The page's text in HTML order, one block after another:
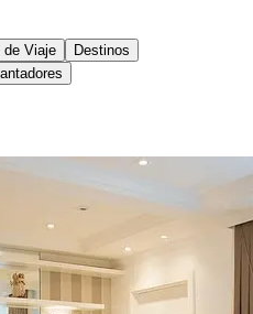
de Viaje
Destinos